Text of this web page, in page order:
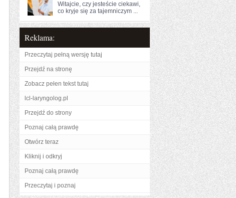
Witajcie, ⁢czy jesteście​ ciekawi,
co‌ kryje się za tajemniczym ...
Reklama:
Przeczytaj pełną wersję tutaj
Przejdź na stronę
Zobacz pełen tekst tutaj
lcl-laryngolog.pl
Przejdź do strony
Poznaj całą prawdę
Otwórz teraz
Kliknij i odkryj
Poznaj całą prawdę
Przeczytaj i poznaj